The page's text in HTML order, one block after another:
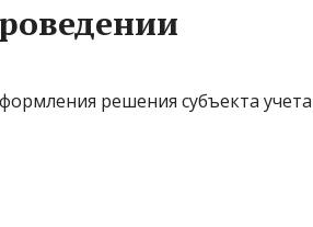
решения субъекта